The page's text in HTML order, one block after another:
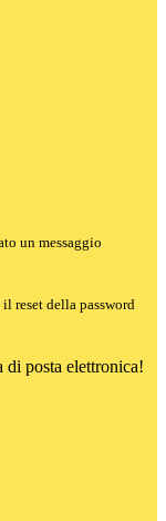
un messaggio
reset della password
di posta elettronica!